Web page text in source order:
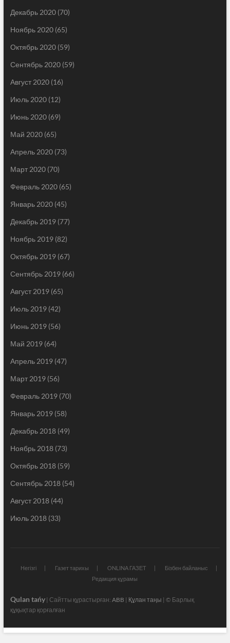
Декабрь 2020(70)
Ноябрь 2020(65)
Октябрь 2020(59)
Сентябрь 2020(59)
Август 2020(16)
Июль 2020(12)
Июнь 2020(69)
Май 2020(65)
Апрель 2020(73)
Март 2020(70)
Февраль 2020(65)
Январь 2020(45)
Декабрь 2019(77)
Ноябрь 2019(82)
Октябрь 2019(67)
Сентябрь 2019(66)
Август 2019(65)
Июль 2019(42)
Июнь 2019(56)
Май 2019(64)
Апрель 2019(47)
Март 2019(56)
Февраль 2019(70)
Январь 2019(58)
Декабрь 2018(49)
Ноябрь 2018(73)
Октябрь 2018(59)
Сентябрь 2018(54)
Август 2018(44)
Июль 2018(33)
Негізгі Газет тарихы ONLINA ГАЗЕТ
Бізбен байланыс
Редакция құрамы
Qulan tańy| Сайтты құрастырған: ABB | Құлан таңы | © Барлық
құқықтар қорғалған